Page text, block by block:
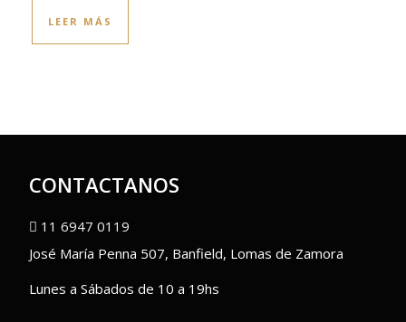
LEER MÁS
CONTACTANOS
11 6947 0119
José María Penna 507, Banfield, Lomas de Zamora
Lunes a Sábados de 10 a 19hs